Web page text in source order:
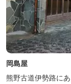
岡島屋
熊野古道伊勢路に